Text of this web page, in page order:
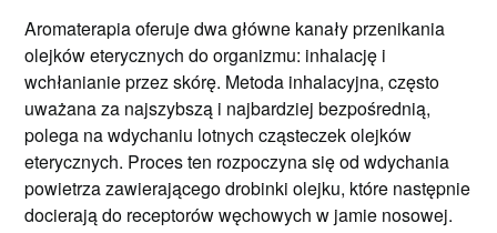
Aromaterapia oferuje dwa główne kanały przenikania
olejków eterycznych do organizmu: inhalację i
wchłanianie przez skórę. Metoda inhalacyjna, często
uważana za najszybszą i najbardziej bezpośrednią,
polega na wdychaniu lotnych cząsteczek olejków
eterycznych. Proces ten rozpoczyna się od wdychania
powietrza zawierającego drobinki olejku, które następnie
docierają do receptorów węchowych w jamie nosowej.